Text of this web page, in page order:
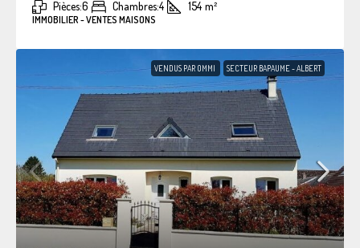
Pièces:6 Chambres:4 154 m²
IMMOBILIER - VENTES MAISONS
VENDUS PAR OMMI SECTEUR BAPAUME - ALBERT